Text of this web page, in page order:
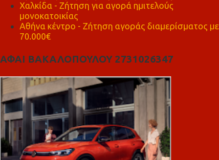
Χαλκίδα - Ζήτηση για αγορά ημιτελούς
μονοκατοικίας
Αθήνα κέντρο - Ζήτηση αγοράς διαμερίσματος με
70.000€
ΑΦΑΙ ΒΑΚΑΛΟΠΟΥΛΟΥ 2731026347